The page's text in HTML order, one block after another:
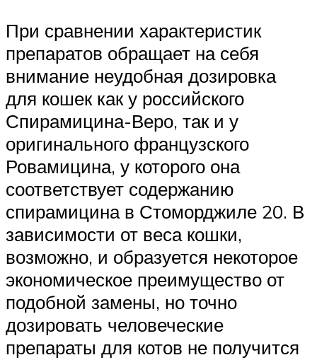
При сравнении характеристик
препаратов обращает на себя
внимание неудобная дозировка
для кошек как у российского
Спирамицина-Веро, так и у
оригинального французского
Ровамицина, у которого она
соответствует содержанию
спирамицина в Стоморджиле 20. В
зависимости от веса кошки,
возможно, и образуется некоторое
экономическое преимущество от
подобной замены, но точно
дозировать человеческие
препараты для котов не получится